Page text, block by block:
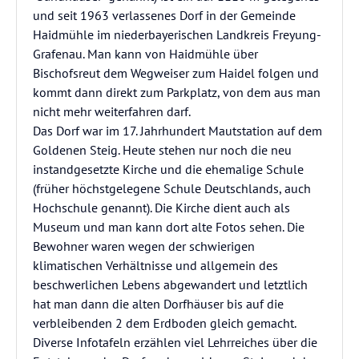
und seit 1963 verlassenes Dorf in der Gemeinde
Haidmühle im niederbayerischen Landkreis Freyung-
Grafenau. Man kann von Haidmühle über
Bischofsreut dem Wegweiser zum Haidel folgen und
kommt dann direkt zum Parkplatz, von dem aus man
nicht mehr weiterfahren darf.
Das Dorf war im 17. Jahrhundert Mautstation auf dem
Goldenen Steig. Heute stehen nur noch die neu
instandgesetzte Kirche und die ehemalige Schule
(früher höchstgelegene Schule Deutschlands, auch
Hochschule genannt). Die Kirche dient auch als
Museum und man kann dort alte Fotos sehen. Die
Bewohner waren wegen der schwierigen
klimatischen Verhältnisse und allgemein des
beschwerlichen Lebens abgewandert und letztlich
hat man dann die alten Dorfhäuser bis auf die
verbleibenden 2 dem Erdboden gleich gemacht.
Diverse Infotafeln erzählen viel Lehrreiches über die